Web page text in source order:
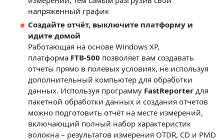
напряженный график
Создайте отчёт, выключите платформу и
идите домой
Работающая на основе Windows XP,
платформа FTB-500 позволяет вам создавать
отчеты прямо в полевых условиях, не используя
дополнительный компьютер для обработки
данных. Используя программу FastReporter для
пакетной обработки данных и создания отчетов
можно подготовить отчёт на месте измерений,
включающий полный набор характеристик
волокна – результатов измерения OTDR, CD и PMD